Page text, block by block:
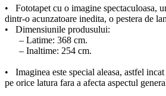
• Fototapet cu o imagine spectaculoasa,
dintr-o acunzatoare inedita, o pestera de
• Dimensiunile produsului:
– Latime: 368 cm.
– Inaltime: 254 cm.
• Imaginea este special aleasa, astfel
pe orice latura fara a afecta aspectul